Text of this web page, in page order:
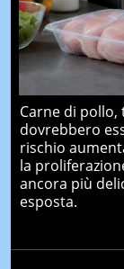
Carne di
dovrebbero
rischio
la
ancora più
esposta.